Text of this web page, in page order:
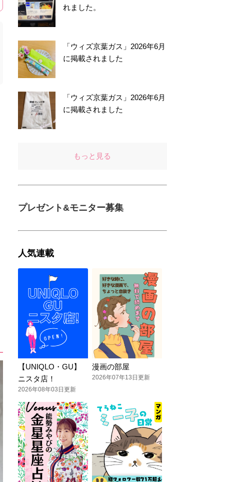
れました。
「ウィズ京葉ガス」2026年6月
に掲載されました
「ウィズ京葉ガス」2026年6月
に掲載されました
もっと見る
プレゼント&モニター募集
人気連載
【UNIQLO・GU】
ニスタ店！
2026年08年03日更新
漫画の部屋
2026年07年13日更新